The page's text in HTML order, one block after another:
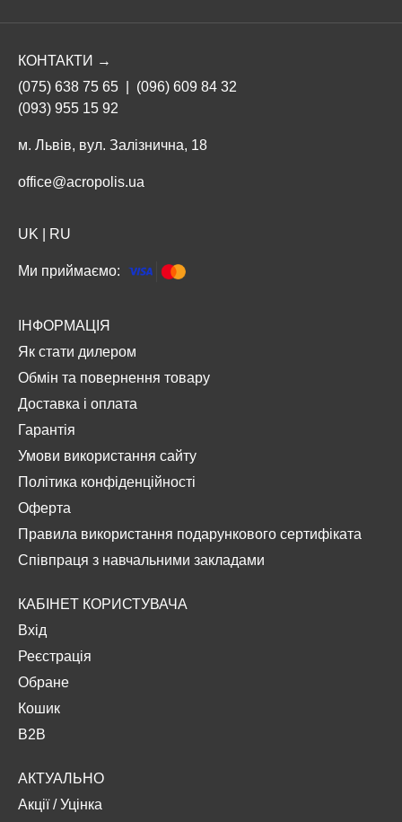
КОНТАКТИ →
(075) 638 75 65
(096) 609 84 32
(093) 955 15 92
м. Львів, вул. Залізнична, 18
office@acropolis.ua
UK RU
Ми приймаємо:
ІНФОРМАЦІЯ
Як стати дилером
Обмін та повернення товару
Доставка і оплата
Гарантія
Умови використання сайту
Політика конфіденційності
Оферта
Правила використання подарункового сертифіката
Співпраця з навчальними закладами
КАБІНЕТ КОРИСТУВАЧА
Вхід
Реєстрація
Обране
Кошик
B2B
АКТУАЛЬНО
Акції/Уцінка